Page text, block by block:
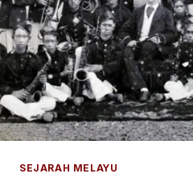
SEJARAH MELAYU